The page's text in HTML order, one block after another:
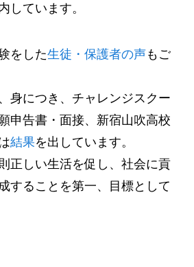
しています。
をした生徒・保護者の声もご
身につき、チャレンジスクー
申告書・面接、新宿山吹高校
結果を出しています。
正しい生活を促し、社会に貢
することを第一、目標として